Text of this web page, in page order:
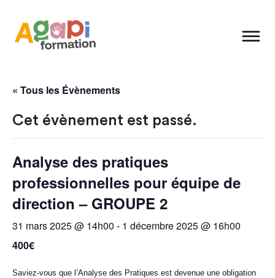
« Tous les Évènements
Cet évènement est passé.
Analyse des pratiques
professionnelles pour équipe de
direction – GROUPE 2
31 mars 2025 @ 14h00 - 1 décembre 2025 @ 16h00
400€
Saviez-vous que l’Analyse des Pratiques est devenue une obligation